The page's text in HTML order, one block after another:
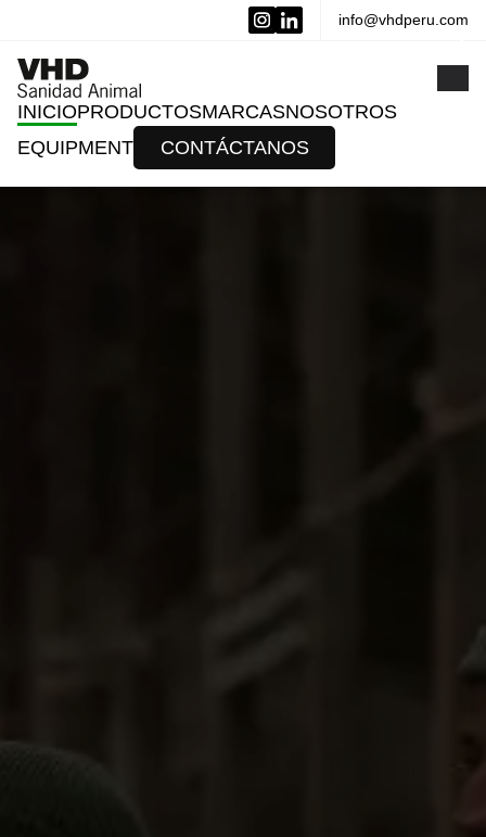
info@vhdperu.com
INICIOPRODUCTOSMARCASNOSOTROS
EQUIPMENT
CONTÁCTANOS